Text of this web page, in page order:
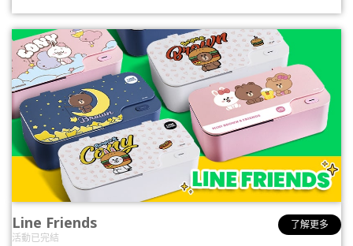
Line Friends
活動已完結
了解更多